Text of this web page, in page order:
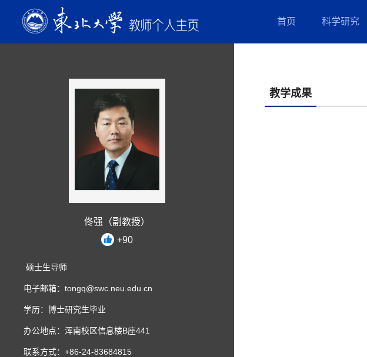
首页 科学研究
佟强（副教授）
+90
硕士生导师
电子邮箱： tongq@swc.neu.edu.cn
学历：博士研究生毕业
办公地点：浑南校区信息楼B座441
联系方式： +86-24-83684815
教学成果